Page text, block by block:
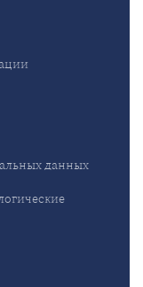
данных